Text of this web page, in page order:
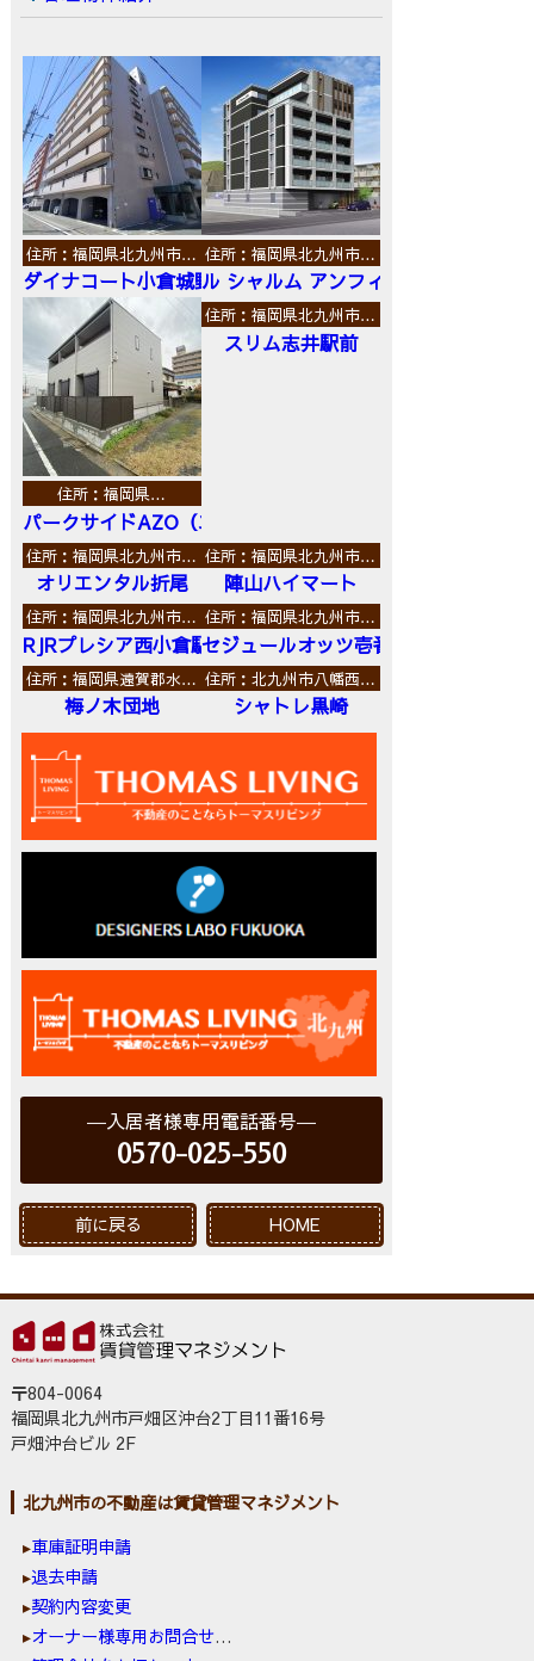
住所：福岡県北九州市…
ダイナコート小倉城野
住所：福岡県北九州市…
ル シャルム アンフィニ
住所：福岡県…
パークサイドAZO（エーゼットオー）
住所：福岡県北九州市…
スリム志井駅前
住所：福岡県北九州市…
オリエンタル折尾
住所：福岡県北九州市…
陣山ハイマート
住所：福岡県北九州市…
RJRプレシア西小倉駅前
住所：福岡県北九州市…
セジュールオッツ壱番館
住所：福岡県遠賀郡水…
梅ノ木団地
住所：北九州市八幡西…
シャトレ黒崎
入居者様専用電話番号
0570-025-550
前に戻る HOME
〒804-0064
福岡県北九州市戸畑区沖台2丁目11番16号
戸畑沖台ビル 2F
北九州市の不動産は賃貸管理マネジメント
車庫証明申請
退去申請
契約内容変更
オーナー様専用お問合せ窓口